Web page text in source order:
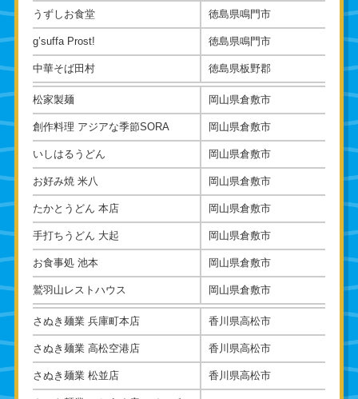
うずしお食堂 徳島県鳴門市
g’suffa Prost! 徳島県鳴門市
中華そば田村 徳島県板野郡
松家製麺 岡山県倉敷市
創作料理 アジアな季節SORA 岡山県倉敷市
いしはるうどん 岡山県倉敷市
お好み焼 米八 岡山県倉敷市
たかとうどん 本店 岡山県倉敷市
手打ちうどん 大起 岡山県倉敷市
お食事処 池本 岡山県倉敷市
鷲羽山レストハウス 岡山県倉敷市
さぬき麺業 兵庫町本店 香川県高松市
さぬき麺業 高松空港店 香川県高松市
さぬき麺業 松並店 香川県高松市